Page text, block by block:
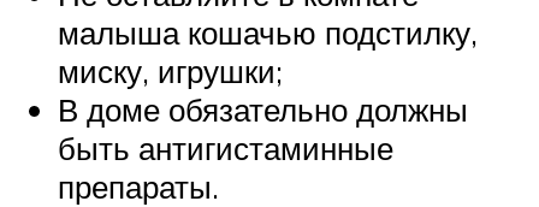
малыша кошачью подстилку,
миску, игрушки;
В доме обязательно должны
быть антигистаминные
препараты.